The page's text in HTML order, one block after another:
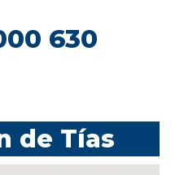
630
de Tías